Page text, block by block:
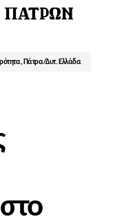
, Πάτρα/Δυτ. Ελλάδα